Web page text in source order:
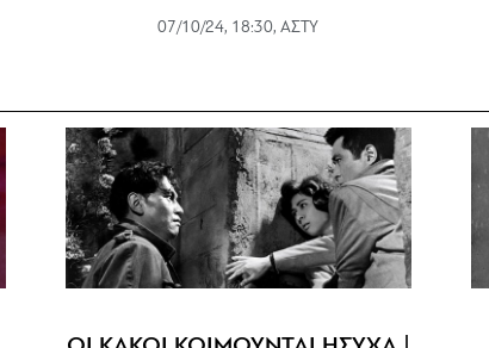
07/10/24, 18:30, ΑΣΤΥ